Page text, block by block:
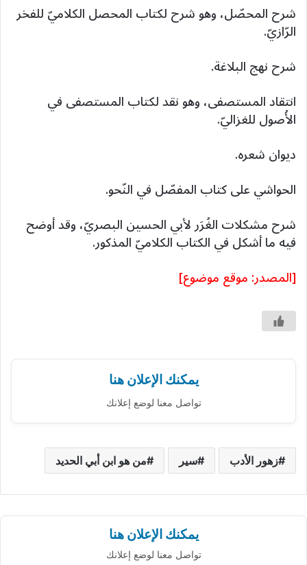
شرح المحصّل، وهو شرح لكتاب المحصل الكلاميّ للفخر
الرّازيّ.
شرح نهج البلاغة.
انتقاد المستصفى، وهو نقد لكتاب المستصفى في
الأُصول للغزاليّ.
ديوان شعره.
الحواشي على كتاب المفصّل في النّحو.
شرح مشكلات الغُرَر لأبي الحسين البصريّ، وقد أوضح
فيه ما أشكل في الكتاب الكلاميّ المذكور.
[المصدر: موقع موضوع]
يمكنك الإعلان هنا
تواصل معنا لوضع إعلانك
زهور الأدب سير من هو ابن أبي الحديد
يمكنك الإعلان هنا
تواصل معنا لوضع إعلانك